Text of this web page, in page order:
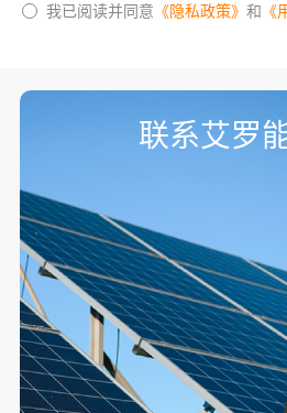
我已阅读并同意 《隐私政策》 和 《
联系艾罗